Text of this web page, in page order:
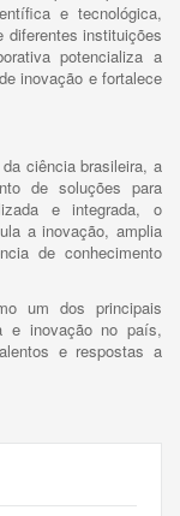
e tecnológica,
diferentes instituições
potencializa a
inovação e fortalece
ciência brasileira, a
de soluções para
e integrada, o
a inovação, amplia
de conhecimento
um dos principais
e inovação no país,
e respostas a